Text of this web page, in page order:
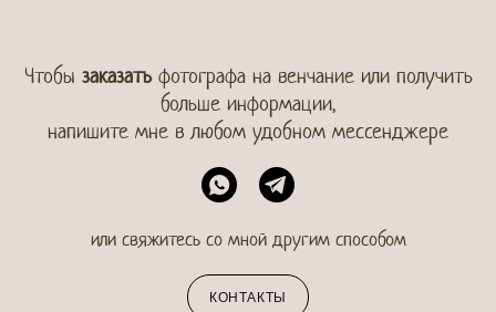
Чтобы заказатьфотографа на венчание или получить
больше информации,
напишите мне в любом удобном мессенджере
или свяжитесь со мной другим способом
КОНТАКТЫ